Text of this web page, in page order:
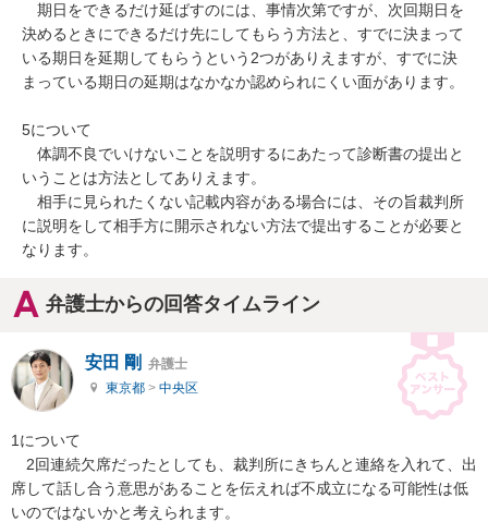
期日をできるだけ延ばすのには、事情次第ですが、次回期日を
決めるときにできるだけ先にしてもらう方法と、すでに決まって
いる期日を延期してもらうという2つがありえますが、すでに決
まっている期日の延期はなかなか認められにくい面があります。
5について
体調不良でいけないことを説明するにあたって診断書の提出と
いうことは方法としてありえます。
相手に見られたくない記載内容がある場合には、その旨裁判所
に説明をして相手方に開示されない方法で提出することが必要と
なります。
弁護士からの回答タイムライン
安田 剛 弁護士
東京都 > 中央区
1について
2回連続欠席だったとしても、裁判所にきちんと連絡を入れて、出
席して話し合う意思があることを伝えれば不成立になる可能性は低
いのではないかと考えられます。